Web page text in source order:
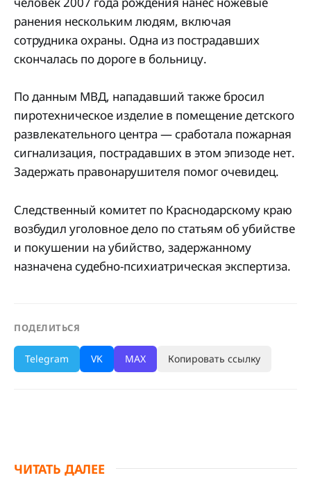
ранения нескольким людям, включая
сотрудника охраны. Одна из пострадавших
скончалась по дороге в больницу.
По данным МВД, нападавший также бросил
пиротехническое изделие в помещение детского
развлекательного центра — сработала пожарная
сигнализация, пострадавших в этом эпизоде нет.
Задержать правонарушителя помог очевидец.
Следственный комитет по Краснодарскому краю
возбудил уголовное дело по статьям об убийстве
и покушении на убийство, задержанному
назначена судебно-психиатрическая экспертиза.
ПОДЕЛИТЬСЯ
Telegram VK MAX Копировать ссылку
ЧИТАТЬ ДАЛЕЕ